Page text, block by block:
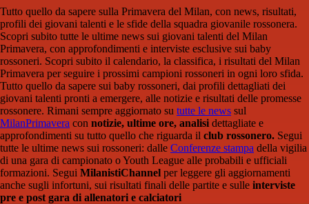
Tutto quello da sapere sulla Primavera del Milan, con news, risultati,
profili dei giovani talenti e le sfide della squadra giovanile rossonera.
Scopri subito tutte le ultime news sui giovani talenti del Milan
Primavera, con approfondimenti e interviste esclusive sui baby
rossoneri. Scopri subito il calendario, la classifica, i risultati del Milan
Primavera per seguire i prossimi campioni rossoneri in ogni loro sfida.
Tutto quello da sapere sui baby rossoneri, dai profili dettagliati dei
giovani talenti pronti a emergere, alle notizie e risultati delle promesse
rossonere. Rimani sempre aggiornato su tutte le news sul
MilanPrimavera con notizie, ultime ore, analisi dettagliate e
approfondimenti su tutto quello che riguarda il club rossonero. Segui
tutte le ultime news sui rossoneri: dalle Conferenze stampa della vigilia
di una gara di campionato o Youth League alle probabili e ufficiali
formazioni. Segui MilanistiChannel per leggere gli aggiornamenti
anche sugli infortuni, sui risultati finali delle partite e sulle interviste
pre e post gara di allenatori e calciatori